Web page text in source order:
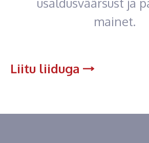
mainet.
Liitu liiduga